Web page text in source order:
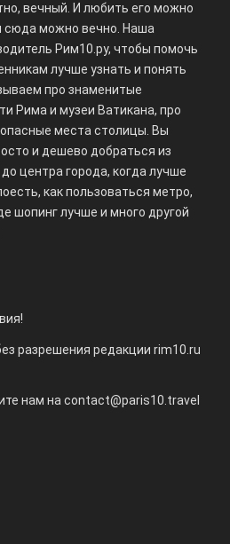
вечный. И любить его можно
сюда можно вечно. Наша
Рим10.ру, чтобы помочь
лучше узнать и понять
про знаменитые
Рима и музеи Ватикана, про
места столицы. Вы
и дешево добраться из
центра города, когда лучше
как пользоваться метро,
шопинг лучше и много другой
разрешения редакции rim10.ru
нам наcontact@paris10.travel